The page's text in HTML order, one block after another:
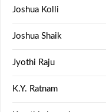
Joshua Kolli
Joshua Shaik
Jyothi Raju
K.Y. Ratnam